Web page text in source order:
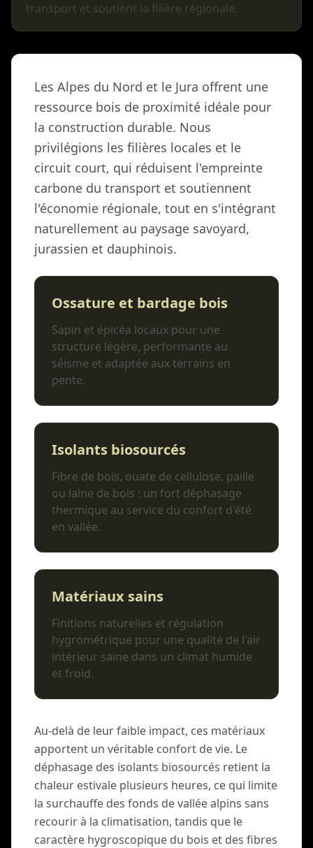
transport et soutient la filière régionale.
Les Alpes du Nord et le Jura offrent une
ressource bois de proximité idéale pour
la construction durable. Nous
privilégions les filières locales et le
circuit court, qui réduisent l'empreinte
carbone du transport et soutiennent
l'économie régionale, tout en s'intégrant
naturellement au paysage savoyard,
jurassien et dauphinois.
Ossature et bardage bois
Sapin et épicéa locaux pour une
structure légère, performante au
séisme et adaptée aux terrains en
pente.
Isolants biosourcés
Fibre de bois, ouate de cellulose, paille
ou laine de bois : un fort déphasage
thermique au service du confort d'été
en vallée.
Matériaux sains
Finitions naturelles et régulation
hygrométrique pour une qualité de l'air
intérieur saine dans un climat humide
et froid.
Au-delà de leur faible impact, ces matériaux
apportent un véritable confort de vie. Le
déphasage des isolants biosourcés retient la
chaleur estivale plusieurs heures, ce qui limite
la surchauffe des fonds de vallée alpins sans
recourir à la climatisation, tandis que le
caractère hygroscopique du bois et des fibres